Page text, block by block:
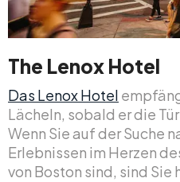
The Lenox Hotel
Das Lenox Hotel
Lächeln, sobald er die
Wenn Sie auf der Suche
Erlebnissen im Herzen
von Boston sind, sind Sie